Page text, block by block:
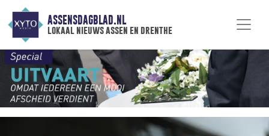
ASSENSDAGBLAD.NL
lokaal nieuws assen en drenthe